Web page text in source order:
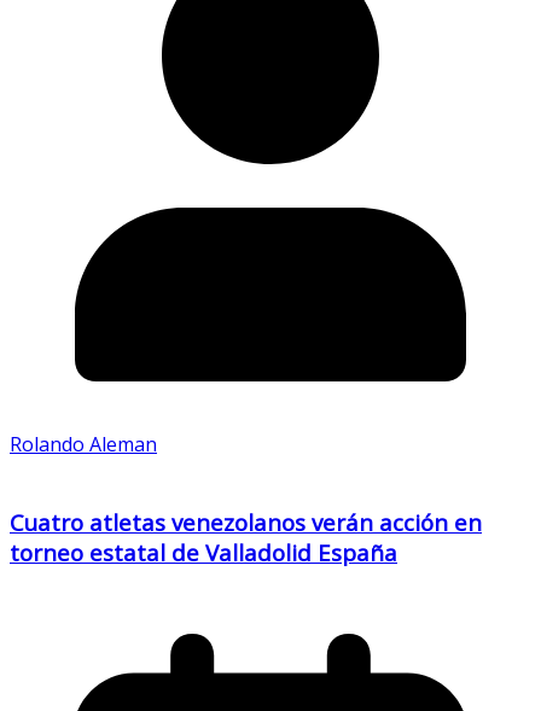
Rolando Aleman
Cuatro atletas venezolanos verán acción en
torneo estatal de Valladolid España